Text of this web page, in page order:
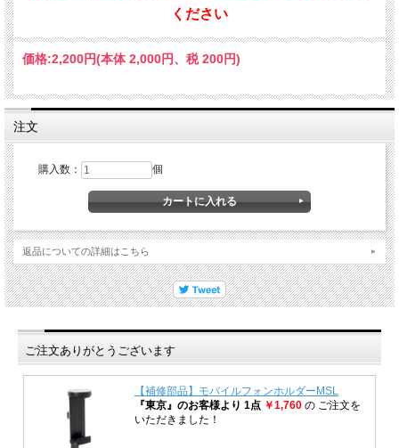
ください
価格:2,200円(本体 2,000円、税 200円)
注文
購入数： 個
返品についての詳細はこちら
ご注文ありがとうございます